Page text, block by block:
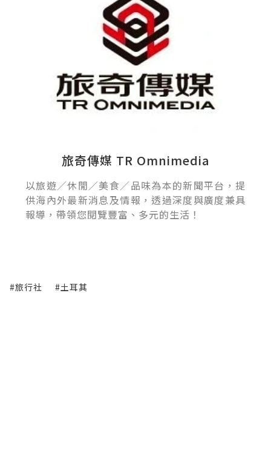
旅奇傳媒 TR Omnimedia
以旅遊／休閒／美食／品味為本的新聞平台，提
供海內外最新消息及情報，透過深度與廣度兼具
報導，帶領您閱覽豐富、多元的生活！
#旅行社 #土耳其